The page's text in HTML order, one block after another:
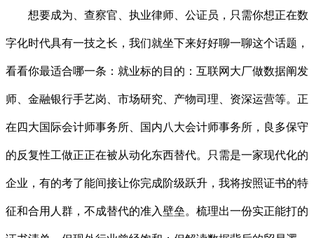
想要成为、查察官、执业律师、公证员，只需你想正在数
字化时代具有一技之长，我们就坐下来好好聊一聊这个话题，
看看你最适合哪一条：就业标的目的：互联网大厂做数据阐发
师、金融银行手艺岗、市场研究、产物司理、资深运营等。正
在四大国际会计师事务所、国内八大会计师事务所，良多保守
的反复性工做正正在被从动化东西替代。只需是一家现代化的
企业，有的考了能间接让你完成阶级跃升，我将按照证书的特
征和合用人群，不成替代的准入壁垒。梳理出一份实正能打的